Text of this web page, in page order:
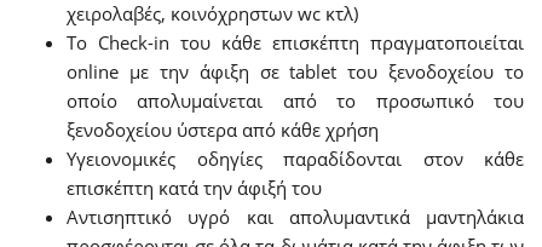
χειρολαβές, κοινόχρηστων wc κτλ)
Το Check-in του κάθε επισκέπτη πραγματοποιείται
online με την άφιξη σε tablet του ξενοδοχείου το
οποίο απολυμαίνεται από το προσωπικό του
ξενοδοχείου ύστερα από κάθε χρήση
Υγειονομικές οδηγίες παραδίδονται στον κάθε
επισκέπτη κατά την άφιξή του
Αντισηπτικό υγρό και απολυμαντικά μαντηλάκια